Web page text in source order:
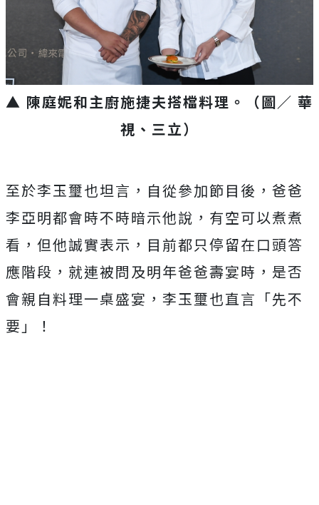
▲ 陳庭妮和主廚施捷夫搭檔料理 。（圖／ 華
視、三立）
至於李玉璽也坦言，自從參加節目後， 爸爸
李亞明都會時不時暗示他說，有空可以煮煮
看，但他誠實表示， 目前都只停留在口頭答
應階段，就連被問及明年爸爸壽宴時， 是否
會親自料理一桌盛宴，李玉璽也直言「先不
要」！